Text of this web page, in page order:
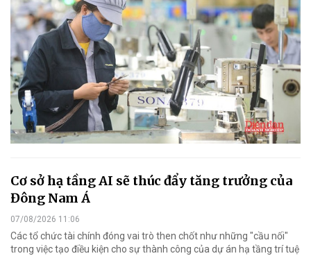
Cơ sở hạ tầng AI sẽ thúc đẩy tăng trưởng của
Đông Nam Á
07/08/2026 11:06
Các tổ chức tài chính đóng vai trò then chốt như những "cầu nối"
trong việc tạo điều kiện cho sự thành công của dự án hạ tầng trí tuệ